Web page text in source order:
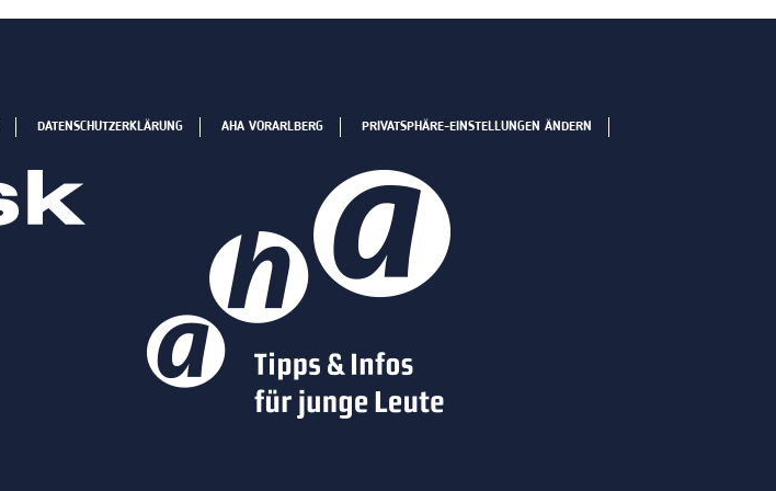
DATENSCHUTZERKLÄRUNG AHA VORARLBERG
PRIVATSPHÄRE-EINSTELLUNGEN ÄNDERN